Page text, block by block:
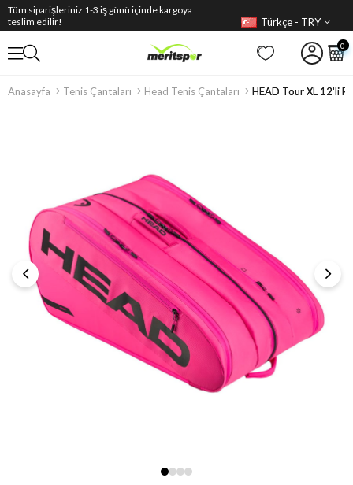
Tüm siparişleriniz 1-3 iş günü içinde kargoya
teslim edilir!
Türkçe - TRY
0
Anasayfa Tenis Çantaları Head Tenis Çantaları HEAD Tour XL 12'li